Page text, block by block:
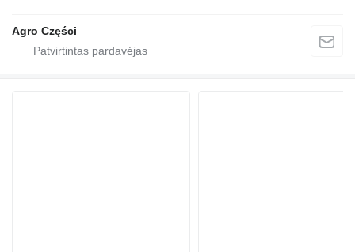
Agro Części